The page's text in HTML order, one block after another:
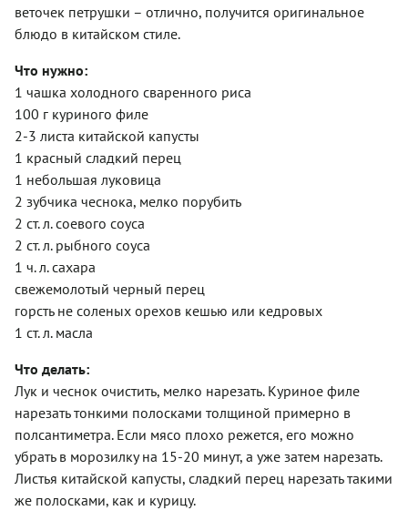
веточек петрушки – отлично, получится оригинальное
блюдо в китайском стиле.
Что нужно:
1 чашка холодного сваренного риса
100 г куриного филе
2-3 листа китайской капусты
1 красный сладкий перец
1 небольшая луковица
2 зубчика чеснока, мелко порубить
2 ст. л. соевого соуса
2 ст. л. рыбного соуса
1 ч. л. сахара
свежемолотый черный перец
горсть не соленых орехов кешью или кедровых
1 ст. л. масла
Что делать:
Лук и чеснок очистить, мелко нарезать. Куриное филе
нарезать тонкими полосками толщиной примерно в
полсантиметра. Если мясо плохо режется, его можно
убрать в морозилку на 15-20 минут, а уже затем нарезать.
Листья китайской капусты, сладкий перец нарезать такими
же полосками, как и курицу.